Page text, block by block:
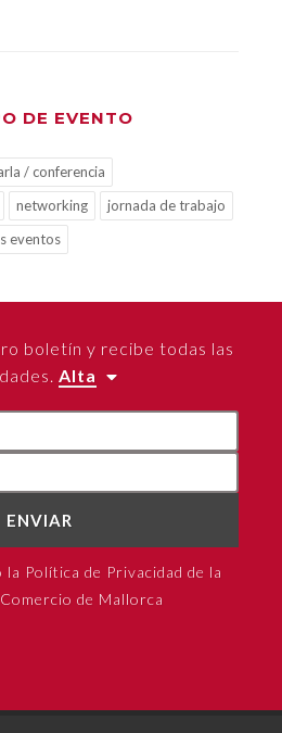
DE EVENTO
/ conferencia
networking
jornada de trabajo
eventos
boletín y recibe todas las
Alta
ENVIAR
la Política de Privacidad de la
de Mallorca